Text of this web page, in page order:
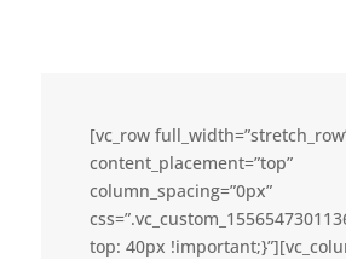
[vc_row
content_placement=”top”
column_spacing=”0px”
top: 40px